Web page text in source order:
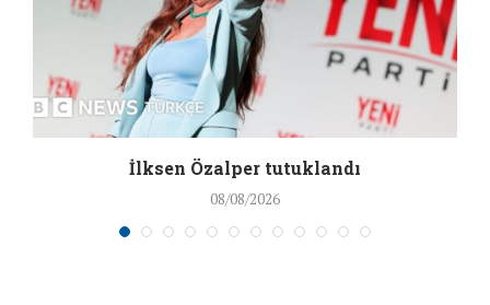
İlksen Özalper tutuklandı
08/08/2026